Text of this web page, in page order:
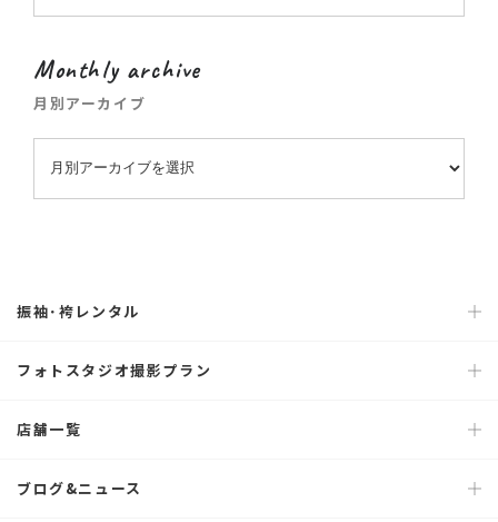
Monthly archive
月別アーカイブ
振袖･袴レンタル
フォトスタジオ撮影プラン
店舗一覧
ブログ&ニュース